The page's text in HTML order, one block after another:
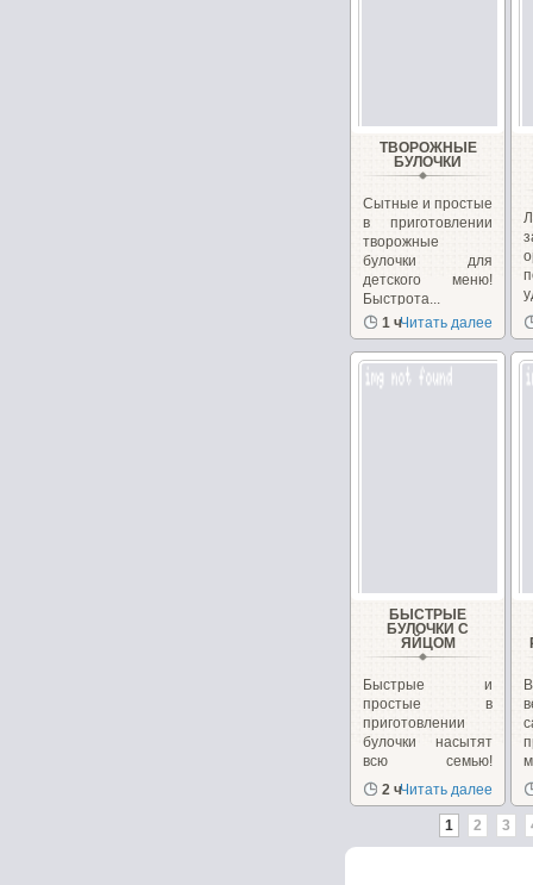
ТВОРОЖНЫЕ
БУЛОЧКИ
Сытные и простые
в приготовлении
творожные
булочки для
детского меню!
Быстрота...
1 чЧитать далее
БЫСТРЫЕ
БУЛОЧКИ С
ЯЙЦОМ
Быстрые и
простые в
приготовлении
булочки насытят
всю семью!
Быстрые...
2 чЧитать далее
1 2 3